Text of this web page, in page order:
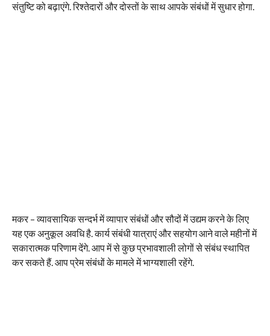
संतुष्टि को बढ़ाएंगे. रिश्तेदारों और दोस्तों के साथ आपके संबंधों में सुधार होगा.
मकर – व्यावसायिक सन्दर्भ में व्यापार संबंधों और सौदों में उद्यम करने के लिए
यह एक अनुकूल अवधि है. कार्य संबंधी यात्राएं और सहयोग आने वाले महीनों में
सकारात्मक परिणाम देंगे. आप में से कुछ प्रभावशाली लोगों से संबंध स्थापित
कर सकते हैं. आप प्रेम संबंधों के मामले में भाग्यशाली रहेंगे.